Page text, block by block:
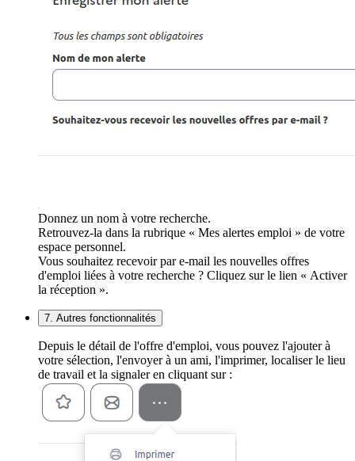
Donnez un nom à votre recherche.
Retrouvez-la dans la rubrique « Mes alertes emploi » de votre
espace personnel.
Vous souhaitez recevoir par e-mail les nouvelles offres
d'emploi liées à votre recherche ? Cliquez sur le lien « Activer
la réception ».
7. Autres fonctionnalités
Depuis le détail de l'offre d'emploi, vous pouvez l'ajouter à
votre sélection, l'envoyer à un ami, l'imprimer, localiser le lieu
de travail et la signaler en cliquant sur :